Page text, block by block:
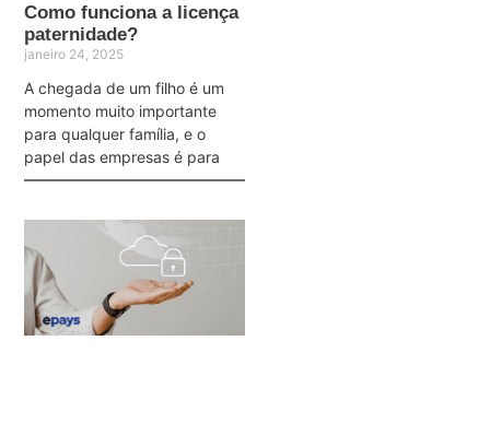
Como funciona a licença
paternidade?
janeiro 24, 2025
A chegada de um filho é um
momento muito importante
para qualquer família, e o
papel das empresas é para